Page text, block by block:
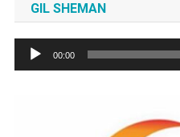
GIL SHEMAN
Tocador
00:00